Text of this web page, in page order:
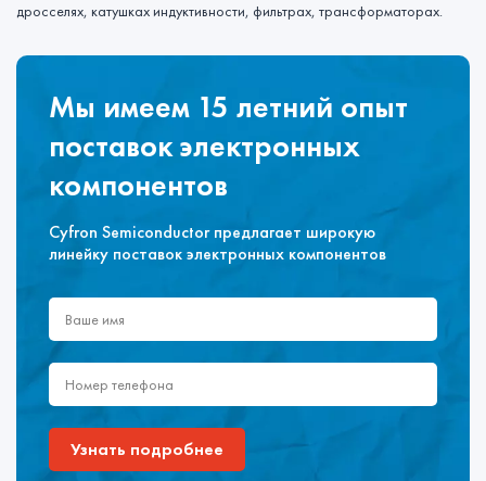
дросселях, катушках индуктивности, фильтрах, трансформаторах.
Мы имеем 15 летний опыт
поставок электронных
компонентов
Cyfron Semiconductor предлагает широкую
линейку поставок электронных компонентов
Узнать подробнее